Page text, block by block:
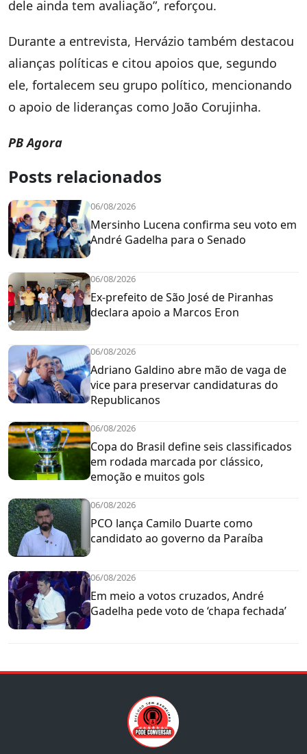
dele ainda tem avaliação”, reforçou.
Durante a entrevista, Hervázio também destacou
alianças políticas e citou apoios que, segundo
ele, fortalecem seu grupo político, mencionando
o apoio de lideranças como João Corujinha.
PB Agora
Posts relacionados
06/08/2026
Mersinho Lucena confirma seu voto em
André Gadelha para o Senado
06/08/2026
Ex-prefeito de São José de Piranhas
declara apoio a Marcos Eron
06/08/2026
Adriano Galdino abre mão de vaga de
vice para preservar candidaturas do
Republicanos
06/08/2026
Copa do Brasil define seis classificados
em rodada marcada por clássico,
emoção e muitos gols
06/08/2026
PCO lança Camilo Duarte como
candidato ao governo da Paraíba
06/08/2026
Em meio a votos cruzados, André
Gadelha pede voto de ‘chapa fechada’